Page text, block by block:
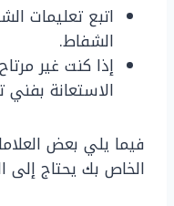
اتبع تعليمات
الشفاط.
إذا كنت غير
الاستعانة
فيما يلي بعض
الخاص بك يحتاج إلى